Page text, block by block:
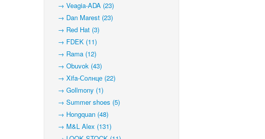
→ Veagia-ADA (23)
→ Dan Marest (23)
→ Red Hat (3)
→ FDEK (11)
→ Rama (12)
→ Obuvok (43)
→ Xifa-Солнце (22)
→ Gollmony (1)
→ Summer shoes (5)
→ Hongquan (48)
→ M&L Alex (131)